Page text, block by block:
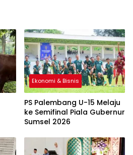
Ekonomi & Bisnis
PS Palembang U-15 Melaju
ke Semifinal Piala Gubernur
Sumsel 2026